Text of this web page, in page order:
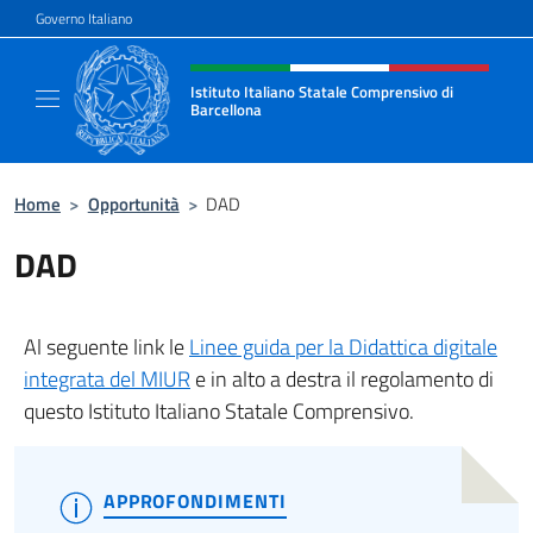
Salta al contenuto
Governo Italiano
Intestazione sito, social e menù
Istituto Italiano Statale Comprensivo di
Barcellona
Home > Opportunità > DAD
DAD
Al seguente link leLinee guida per la Didattica digitale
integrata del MIUR e in alto a destra il regolamento di
questo Istituto Italiano Statale Comprensivo.
APPROFONDIMENTI